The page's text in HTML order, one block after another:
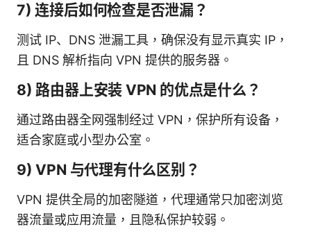
7) 连接后如何检查是否泄漏？
测试 IP、DNS 泄漏工具，确保没有显示真实 IP，
且 DNS 解析指向 VPN 提供的服务器。
8) 路由器上安装 VPN 的优点是什么？
通过路由器全网强制经过 VPN，保护所有设备，
适合家庭或小型办公室。
9) VPN 与代理有什么区别？
VPN 提供全局的加密隧道，代理通常只加密浏览
器流量或应用流量，且隐私保护较弱。